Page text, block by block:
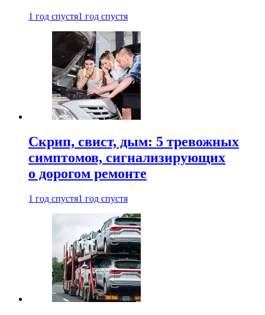
1 год спустя1 год спустя
Скрип, свист, дым: 5 тревожных
симптомов, сигнализирующих
о дорогом ремонте
1 год спустя1 год спустя